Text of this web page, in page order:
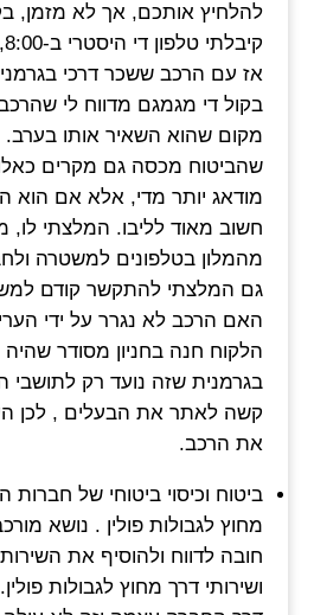
להלחיץ אותכם, אך לא מזמן,
אז עם הרכב ששכר דרכי
בקול די מגמגם מדווח לי
מקום שהוא השאיר אותו בערב.
שהביטוח מכסה גם מקרים כאלו
מודאג יותר מדי, אלא אם הוא
חשוב מאוד לליבו. המלצתי לו,
מהמלון בטלפונים למשטרה
גם המלצתי להתקשר קודם
האם הרכב לא נגרר על ידי
הלקוח חנה בחניון מסודר שהיה
בגרמנית שזה נועד רק לתושבי
קשה לאתר את הבעלים , לכן
את הרכב.
ביטוח וכיסוי ביטוחי של חברות
מחוץ לגבולות פולין . נושא
חובה לדווח ולהוסיף את
ושירותי דרך מחוץ לגבולות